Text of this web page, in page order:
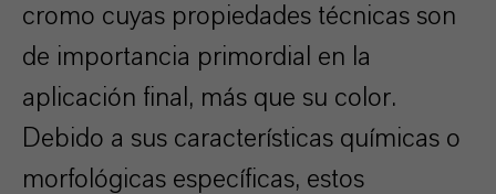
cromo cuyas propiedades técnicas son
de importancia primordial en la
aplicación final, más que su color.
Debido a sus características químicas o
morfológicas específicas, estos